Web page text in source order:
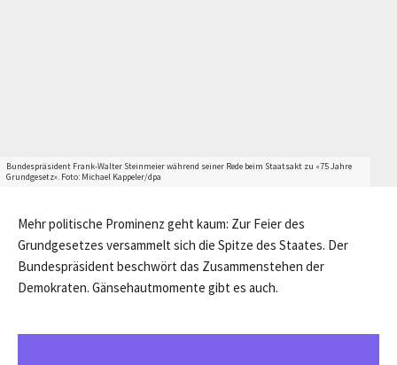
Bundespräsident Frank-Walter Steinmeier während seiner Rede beim Staatsakt zu «75 Jahre
Grundgesetz». Foto: Michael Kappeler/dpa
Mehr politische Prominenz geht kaum: Zur Feier des
Grundgesetzes versammelt sich die Spitze des Staates. Der
Bundespräsident beschwört das Zusammenstehen der
Demokraten. Gänsehautmomente gibt es auch.